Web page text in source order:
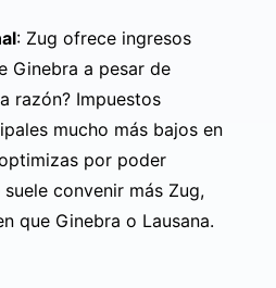
: Zug ofrece ingresos
Ginebra a pesar de
razón? Impuestos
mucho más bajos en
por poder
convenir más Zug,
que Ginebra o Lausana.